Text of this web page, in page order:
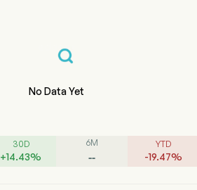
No Data Yet
30D
+14.43%
6M
--
YTD
-19.47%